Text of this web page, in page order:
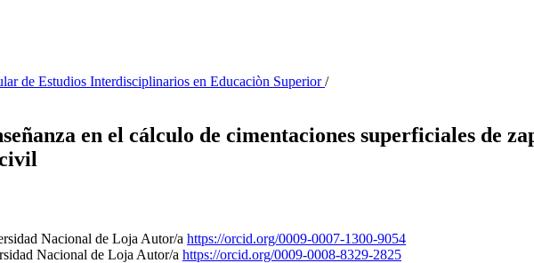
de Estudios Interdisciplinarios en Educaciòn Superior/
en el cálculo de cimentaciones superficiales de
Nacional de Loja Autor/a https://orcid.org/0009-0007-1300-9054
Nacional de Loja Autor/a https://orcid.org/0009-0008-8329-2825